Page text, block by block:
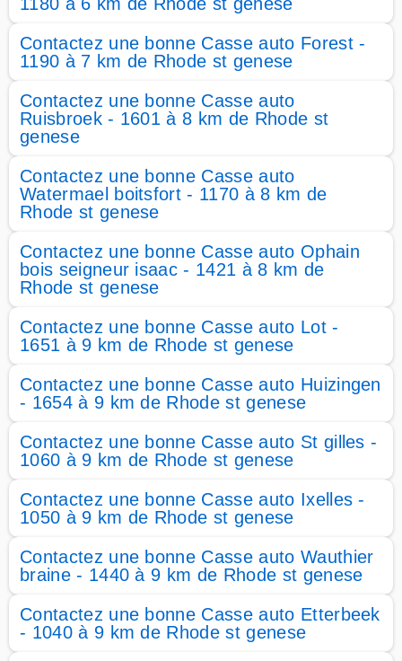
Contactez une bonne Casse auto Forest -
1190 à 7 km de Rhode st genese
Contactez une bonne Casse auto
Ruisbroek - 1601 à 8 km de Rhode st
genese
Contactez une bonne Casse auto
Watermael boitsfort - 1170 à 8 km de
Rhode st genese
Contactez une bonne Casse auto Ophain
bois seigneur isaac - 1421 à 8 km de
Rhode st genese
Contactez une bonne Casse auto Lot -
1651 à 9 km de Rhode st genese
Contactez une bonne Casse auto Huizingen
- 1654 à 9 km de Rhode st genese
Contactez une bonne Casse auto St gilles -
1060 à 9 km de Rhode st genese
Contactez une bonne Casse auto Ixelles -
1050 à 9 km de Rhode st genese
Contactez une bonne Casse auto Wauthier
braine - 1440 à 9 km de Rhode st genese
Contactez une bonne Casse auto Etterbeek
- 1040 à 9 km de Rhode st genese